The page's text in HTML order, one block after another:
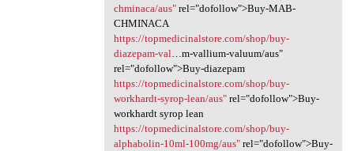
chminaca/aus"rel="dofollow">Buy-MAB-
CHMINACA
https://topmedicinalstore.com/shop/buy-
diazepam-val …m-vallium-valuum/aus"
rel="dofollow">Buy-diazepam
https://topmedicinalstore.com/shop/buy-
workhardt-syrop-lean/aus"rel="dofollow">Buy-
workhardt syrop lean
https://topmedicinalstore.com/shop/buy-
alphabolin-10ml-100mg/aus"rel="dofollow">Buy-